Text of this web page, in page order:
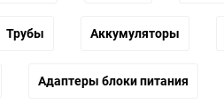
Трубы Аккумуляторы
Адаптеры блоки питания